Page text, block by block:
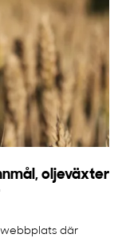
oljeväxter
webbplats där